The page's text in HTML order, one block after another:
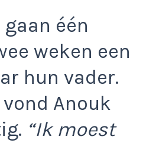
één
weken een
hun vader.
Anouk
“Ik moest